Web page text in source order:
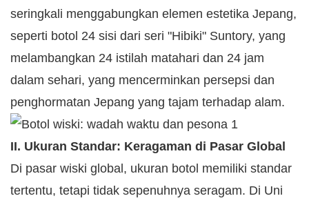
seringkali menggabungkan elemen estetika Jepang,
seperti botol 24 sisi dari seri "Hibiki" Suntory, yang
melambangkan 24 istilah matahari dan 24 jam
dalam sehari, yang mencerminkan persepsi dan
penghormatan Jepang yang tajam terhadap alam.
II. Ukuran Standar: Keragaman di Pasar Global
Di pasar wiski global, ukuran botol memiliki standar
tertentu, tetapi tidak sepenuhnya seragam. Di Uni